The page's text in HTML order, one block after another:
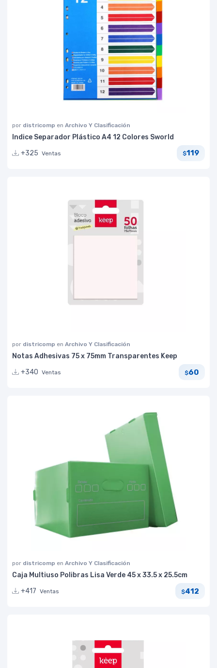
por districomp en Archivo Y Clasificación
Indice Separador Plástico A4 12 Colores Sworld
+325 Ventas $119
por districomp en Archivo Y Clasificación
Notas Adhesivas 75 x 75mm Transparentes Keep
+340 Ventas $60
por districomp en Archivo Y Clasificación
Caja Multiuso Polibras Lisa Verde 45 x 33.5 x 25.5cm
+417 Ventas $412